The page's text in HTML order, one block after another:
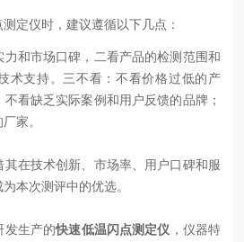
定仪时，建议遵循以下几点：
和市场口碑，二看产品的检测范围和
术支持。 三不看：不看价格过低的产
看缺乏实际案例和用户反馈的品牌；
家。
在技术创新、市场率、用户口碑和服
本次测评中的优选。
发生产的快速低温闪点测定仪 ，仪器特